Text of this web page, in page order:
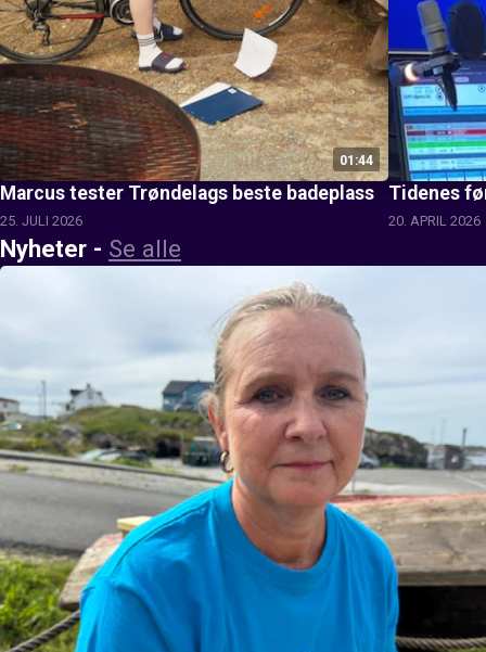
01:44
Marcus tester Trøndelags beste badeplass
25. JULI 2026
Tidenes
20. APRIL 2026
Nyheter - Se alle